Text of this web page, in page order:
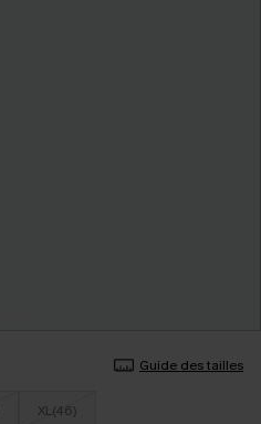
Guide des tailles
XL(46)